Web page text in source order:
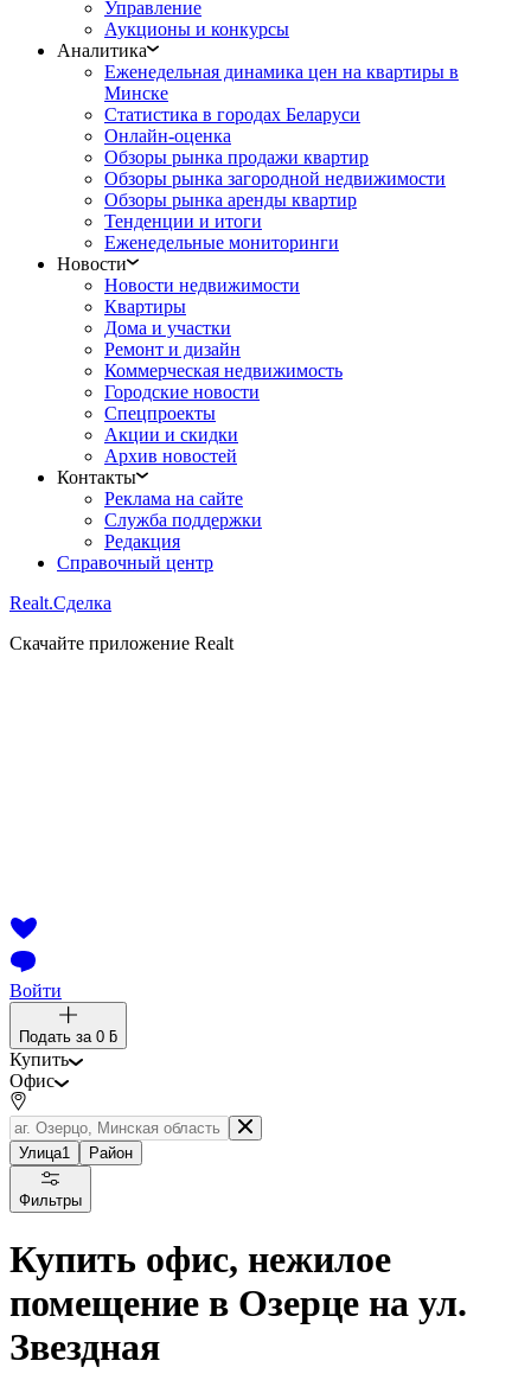
Управление
Аукционы и конкурсы
Аналитика
Еженедельная динамика цен на квартиры в
Минске
Статистика в городах Беларуси
Онлайн-оценка
Обзоры рынка продажи квартир
Обзоры рынка загородной недвижимости
Обзоры рынка аренды квартир
Тенденции и итоги
Еженедельные мониторинги
Новости
Новости недвижимости
Квартиры
Дома и участки
Ремонт и дизайн
Коммерческая недвижимость
Городские новости
Спецпроекты
Акции и скидки
Архив новостей
Контакты
Реклама на сайте
Служба поддержки
Редакция
Справочный центр
Realt.Сделка
Скачайте приложение Realt
Войти
Подать за 0 ƃ
Купить
Офис
Улица1 Район
Фильтры
Купить офис, нежилое
помещение в Озерце на ул.
Звездная